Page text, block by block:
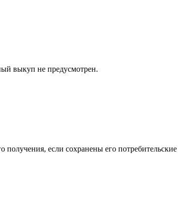
выкуп не предусмотрен.
получения, если сохранены его потребительские